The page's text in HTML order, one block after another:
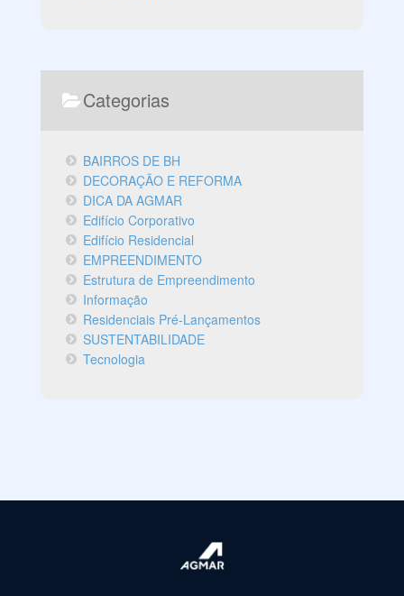
Categorias
BAIRROS DE BH
DECORAÇÃO E REFORMA
DICA DA AGMAR
Edifício Corporativo
Edifício Residencial
EMPREENDIMENTO
Estrutura de Empreendimento
Informação
Residenciais Pré-Lançamentos
SUSTENTABILIDADE
Tecnologia